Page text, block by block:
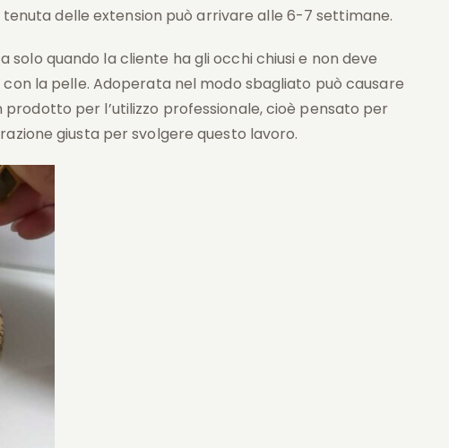
delle extension può arrivare alle 6-7 settimane.
solo quando la cliente ha gli occhi chiusi e non deve
la pelle. Adoperata nel modo sbagliato può causare
per l’utilizzo professionale, cioè pensato per
giusta per svolgere questo lavoro.